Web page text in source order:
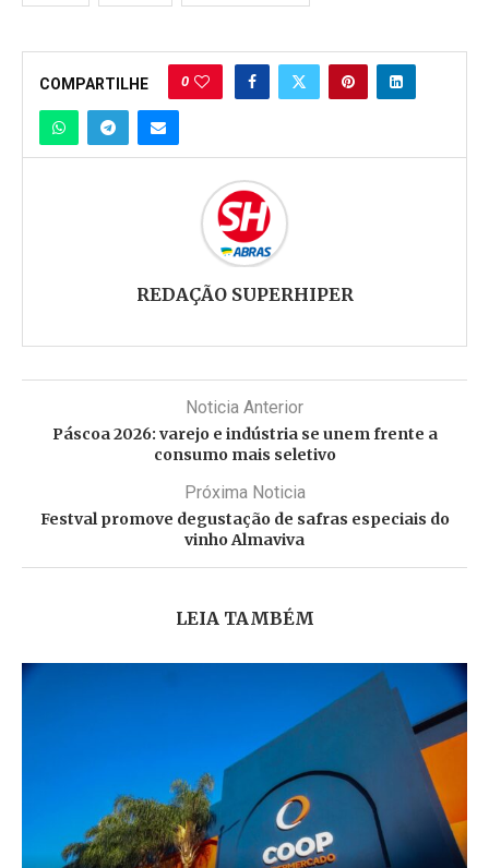
COMPARTILHE 0
REDAÇÃO SUPERHIPER
Noticia Anterior
Páscoa 2026: varejo e indústria se unem frente a
consumo mais seletivo
Próxima Noticia
Festval promove degustação de safras especiais do
vinho Almaviva
LEIA TAMBÉM